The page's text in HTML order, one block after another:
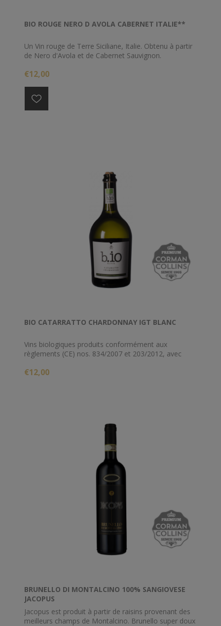
BIO ROUGE NERO D AVOLA CABERNET ITALIE**
Un Vin rouge de Terre Siciliane, Italie. Obtenu à partir
de Nero d'Avola et de Cabernet Sauvignon.
€12,00
BIO CATARRATTO CHARDONNAY IGT BLANC
Vins biologiques produits conformément aux
règlements (CE) nos. 834/2007 et 203/2012, avec
récoltants qui fournissent les raisins sont encadrés
€12,00
BRUNELLO DI MONTALCINO 100% SANGIOVESE
JACOPUS
Jacopus est produit à partir de raisins provenant des
meilleurs champs de Montalcino. Brunello super doux